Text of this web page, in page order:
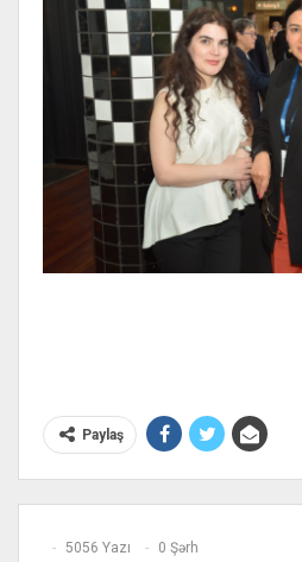
Paylaş
5056 Yazı 0 Şərh